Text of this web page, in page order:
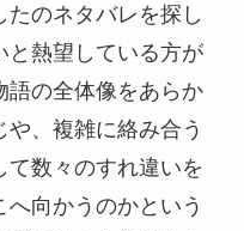
のネタバレを探し
と熱望している方が
語の全体像をあらか
や、複雑に絡み合う
数々のすれ違いを
向かうのかという